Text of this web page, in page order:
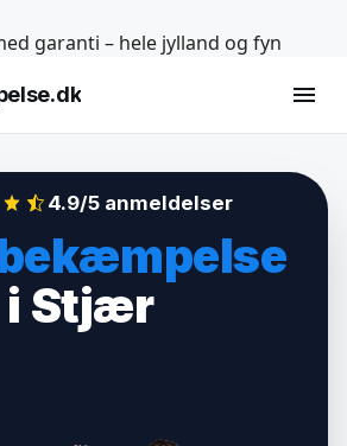
garanti – hele jylland og fyn
menu
4.9/5 anmeldelser
i Stjær